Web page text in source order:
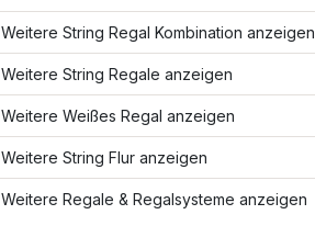
Weitere String Regal Kombination anzeigen
Weitere String Regale anzeigen
Weitere Weißes Regal anzeigen
Weitere String Flur anzeigen
Weitere Regale & Regalsysteme anzeigen